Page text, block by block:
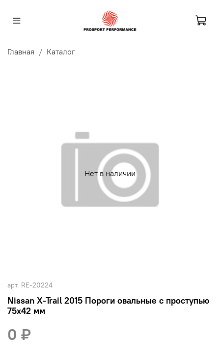
Главная Каталог
Нет в наличии
арт. RE-20224
Nissan X-Trail 2015 Пороги овальные с проступью
75х42 мм
0 ₽